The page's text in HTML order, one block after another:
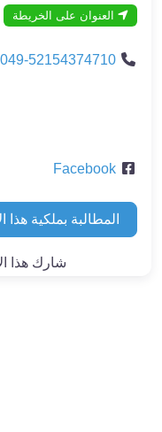
العنوان على الخريطة
52154374710
Facebook
المطالبة بملكية هذا
شارك هذا